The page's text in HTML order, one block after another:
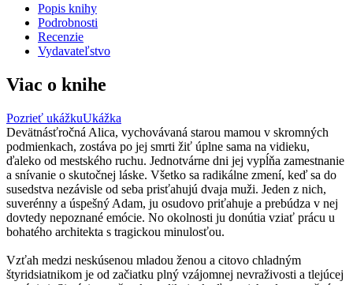
Popis knihy
Podrobnosti
Recenzie
Vydavateľstvo
Viac o knihe
Pozrieť ukážkuUkážka
Devätnásťročná Alica, vychovávaná starou mamou v skromných
podmienkach, zostáva po jej smrti žiť úplne sama na vidieku,
ďaleko od mestského ruchu. Jednotvárne dni jej vypĺňa zamestnanie
a snívanie o skutočnej láske. Všetko sa radikálne zmení, keď sa do
susedstva nezávisle od seba prisťahujú dvaja muži. Jeden z nich,
suverénny a úspešný Adam, ju osudovo priťahuje a prebúdza v nej
dovtedy nepoznané emócie. No okolnosti ju donútia vziať prácu u
bohatého architekta s tragickou minulosťou.
Vzťah medzi neskúsenou mladou ženou a citovo chladným
štyridsiatnikom je od začiatku plný vzájomnej nevraživosti a tlejúcej